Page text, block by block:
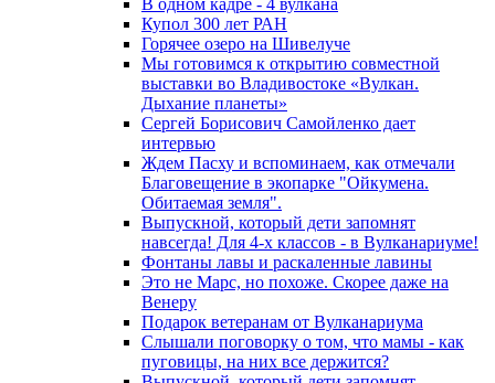
В одном кадре - 4 вулкана
Купол 300 лет РАН
Горячее озеро на Шивелуче
Мы готовимся к открытию совместной
выставки во Владивостоке «Вулкан.
Дыхание планеты»
Сергей Борисович Самойленко дает
интервью
Ждем Пасху и вспоминаем, как отмечали
Благовещение в экопарке "Ойкумена.
Обитаемая земля".
Выпускной, который дети запомнят
навсегда! Для 4-х классов - в Вулканариуме!
Фонтаны лавы и раскаленные лавины
Это не Марс, но похоже. Скорее даже на
Венеру
Подарок ветеранам от Вулканариума
Слышали поговорку о том, что мамы - как
пуговицы, на них все держится?